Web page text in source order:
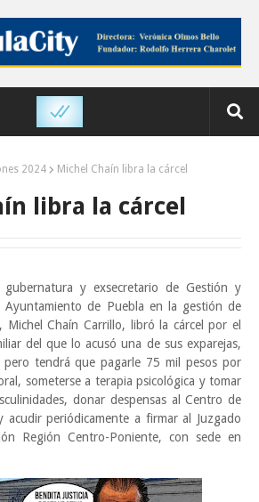
2024 Michel Chaín libra la cárcel
libra la cárcel
y exsecretario de Gestión y
Ayuntamiento de Puebla en la gestión de
Michel Chaín Carrillo, libró la cárcel por el
del que lo acusó una de sus exparejas,
pero tendrá que pagarle 75 mil pesos por
someterse a terapia psicológica y tomar
donar despensas al Centro de
acudir periódicamente a firmar al Juzgado
Región Centro-Poniente, con sede en